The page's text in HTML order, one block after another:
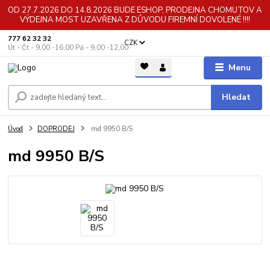
OD 27.7.2026 DO 14.8.2026 BUDE ESHOP, PRODEJNA CHOMUTOV A
VÝDEJNA MOST UZAVŘENA Z DŮVODU FIREMNÍ DOVOLENÉ !!!!
Menu
CZK
Hledat
777 62 32 32
Út - Čt - 9,00 -16,00 Pá - 9,00 -12,00
Úvod DOPRODEJ md 9950 B/S
md 9950 B/S